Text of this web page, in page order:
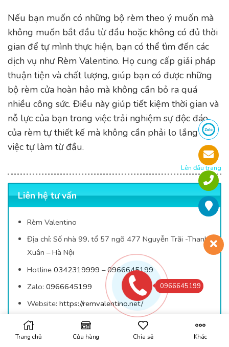
Nếu bạn muốn có những bộ rèm theo ý muốn mà
không muốn bắt đầu từ đầu hoặc không có đủ thời
gian để tự mình thực hiện, bạn có thể tìm đến các
dịch vụ như Rèm Valentino. Họ cung cấp giải pháp
thuận tiện và chất lượng, giúp bạn có được những
bộ rèm cửa hoàn hảo mà không cần bỏ ra quá
nhiều công sức. Điều này giúp tiết kiệm thời gian và
nỗ lực của bạn trong việc trải nghiệm sự độc đáo
của rèm tự thiết kế mà không cần phải lo lắng về
việc tự làm từ đầu.
Lên đầu trang
Liên hệ tư vấn
Rèm Valentino
Địa chỉ: Số nhà 99, tổ 57 ngõ 477 Nguyễn Trãi -Thanh
Xuân – Hà Nội
Hotline 0342319999 –0966645199
Zalo: 0966645199
Website: https://remvalentino.net/
Trang chủ Cửa hàng Chia sẻ Khác
0966645199